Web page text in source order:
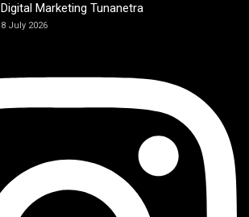
Digital Marketing Tunanetra
8 July 2026